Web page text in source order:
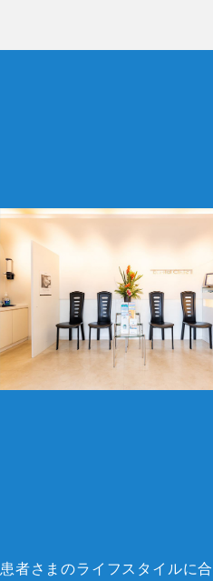
患者さまのライフスタイルに